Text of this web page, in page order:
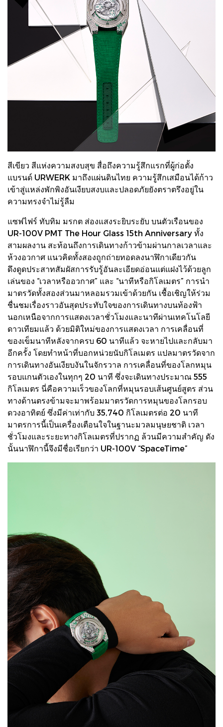
สีเขียว สีแห่งความสงบสุข สื่อถึงความรู้สึกแรกที่ผู้ก่อตั้ง
แบรนด์ URWERK มาถึงแผ่นดินไทย ความรู้สึกเสมือนได้ก้าว
เข้าสู่แหล่งพักพิงอันเงียบสงบและปลอดภัยยังตราตรึงอยู่ใน
ความทรงจำไม่รู้ลืม
แซฟไฟร์ ทับทิม มรกต ส่องแสงระยิบระยับ บนตัวเรือนของ
UR-100V PMT The Hour Glass 15th Anniversary ทั้ง
สามผลงาน สะท้อนถึงการเดินทางก้าวข้ามผ่านกาลเวลาและ
ห้วงอวกาศ แนวคิดทั้งสองถูกถ่ายทอดลงนาฬิกาเดียวกัน
ดึงดูดประสาทสัมผัสการรับรู้อันละเอียดอ่อนแต่แฝงไว้ด้วยลูก
เล่นของ “เวลาหรืออวกาศ” และ “นาทีหรือกิโลเมตร” การนำ
มาตรวัดทั้งสองส่วนมาหลอมรวมเข้าด้วยกัน เชื้อเชิญให้ร่วม
ชื่นชมเรื่องราวอันสุดประทับใจของการเดินทางบนท้องฟ้า
นอกเหนือจากการแสดงเวลาชั่วโมงและนาทีผ่านเทคโนโลยี
ดาวเทียมแล้ว ด้วยมิติใหม่ของการแสดงเวลา การเคลื่อนที่
ของเข็มนาทีหลังจากครบ 60 นาทีแล้ว จะหายไปและกลับมา
อีกครั้ง โดยทำหน้าที่บอกหน่วยนับกิโลเมตร แปลมาตรวัดจาก
การเดินทางอันเงียบงันในจักรวาล การเคลื่อนที่ของโลกหมุน
รอบแกนตัวเองในทุกๆ 20 นาที ซึ่งจะเดินทางประมาณ 555
กิโลเมตร นี่คือความเร็วของโลกที่หมุนรอบเส้นศูนย์สูตร ส่วน
ทางด้านตรงข้ามจะมาพร้อมมาตรวัดการหมุนของโลกรอบ
ดวงอาทิตย์ ซึ่งมีค่าเท่ากับ 35,740 กิโลเมตรต่อ 20 นาที
มาตรการนี้เป็นเครื่องเตือนใจในฐานะมวลมนุษยชาติ เวลา
ชั่วโมงและระยะทางกิโลเมตรที่ปรากฏ ล้วนมีความสำคัญ ดัง
นั้นนาฬิกานี้จึงมีชื่อเรียกว่า UR-100V “SpaceTime”